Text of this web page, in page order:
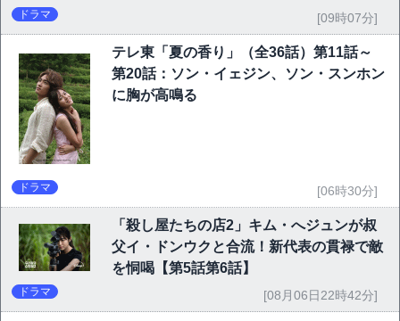
ドラマ [09時07分]
テレ東「夏の香り」（全36話）第11話～
第20話：ソン・イェジン、ソン・スンホン
に胸が高鳴る
ドラマ [06時30分]
「殺し屋たちの店2」キム・へジュンが叔
父イ・ドンウクと合流！新代表の貫禄で敵
を恫喝【第5話第6話】
ドラマ [08月06日22時42分]